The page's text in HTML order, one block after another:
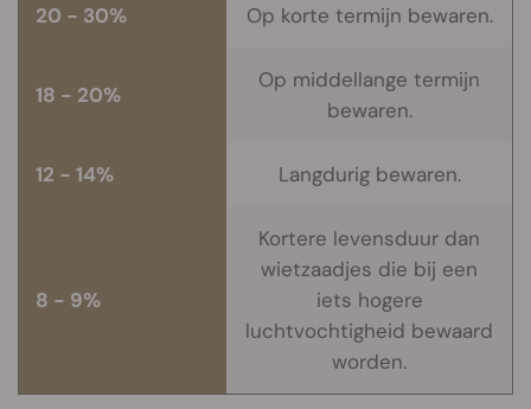
20 - 30% Op korte termijn bewaren.
18 - 20%
Op middellange termijn
bewaren.
12 - 14% Langdurig bewaren.
8 - 9%
Kortere levensduur dan
wietzaadjes die bij een
iets hogere
luchtvochtigheid bewaard
worden.